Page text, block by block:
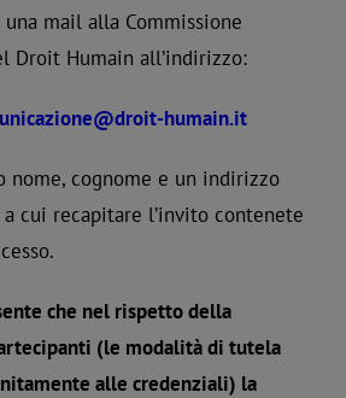
mail alla Commissione
Droit Humain all’indirizzo:
humain.it
nome, cognome e un indirizzo
cui recapitare l’invito contenete
che nel rispetto della
(le modalità di tutela
alle credenziali) la